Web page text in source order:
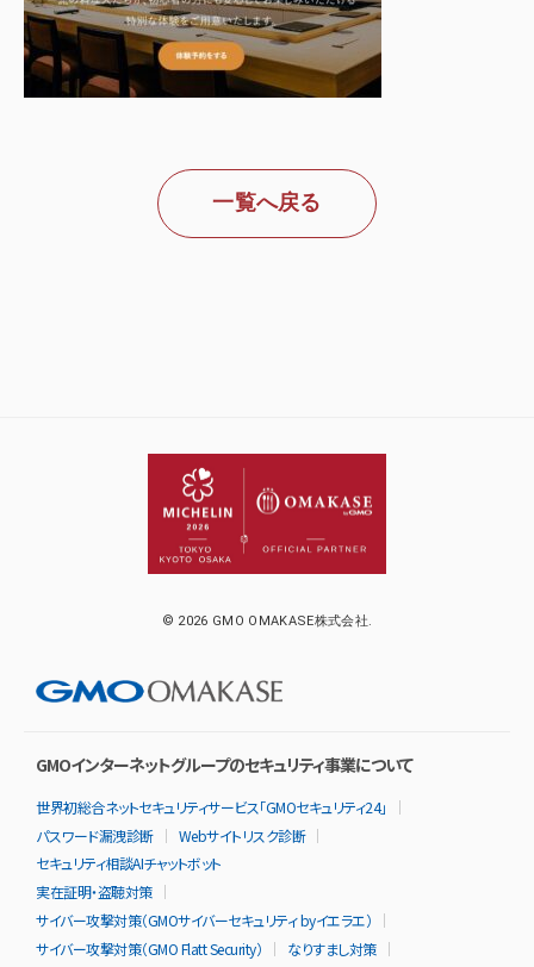
一覧へ戻る
© 2026 GMO OMAKASE株式会社.
GMOインターネットグループのセキュリティ事業について
世界初総合ネットセキュリティサービス「GMOセキュリティ24」
パスワード漏洩診断
Webサイトリスク診断
セキュリティ相談AIチャットボット
実在証明・盗聴対策
サイバー攻撃対策（GMOサイバーセキュリティ byイエラエ）
サイバー攻撃対策（GMO Flatt Security）
なりすまし対策